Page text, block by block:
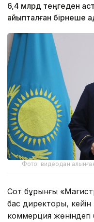
6,4 млрд теңгеден
айыпталған бірнеше
Фото: видеодан
Сот бұрынғы
бас директоры,
коммерция